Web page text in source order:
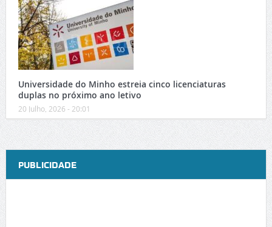
Universidade do Minho estreia cinco licenciaturas
duplas no próximo ano letivo
20 Julho, 2026 - 20:01
PUBLICIDADE